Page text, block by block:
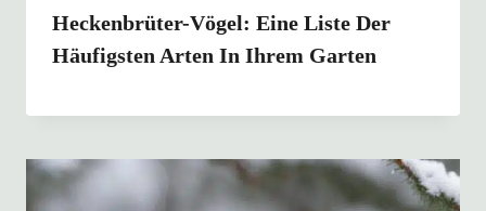
Heckenbrüter-Vögel: Eine Liste Der
Häufigsten Arten In Ihrem Garten